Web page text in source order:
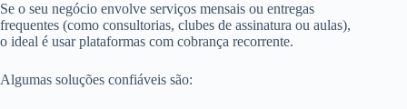
Se o seu negócio envolve serviços mensais ou entregas
frequentes (como consultorias, clubes de assinatura ou aulas),
o ideal é usar plataformas com cobrança recorrente.
Algumas soluções confiáveis são: